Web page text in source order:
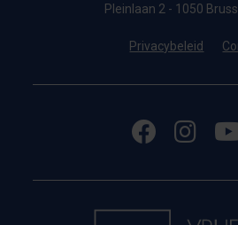
Pleinlaan 2 - 1050
Privacybeleid